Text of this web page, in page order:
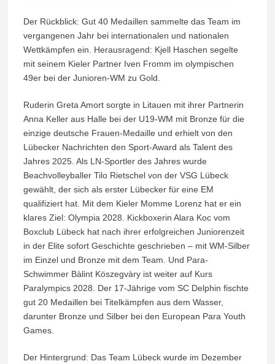
Der Rückblick: Gut 40 Medaillen sammelte das Team im
vergangenen Jahr bei internationalen und nationalen
Wettkämpfen ein. Herausragend: Kjell Haschen segelte
mit seinem Kieler Partner Iven Fromm im olympischen
49er bei der Junioren-WM zu Gold.
Ruderin Greta Amort sorgte in Litauen mit ihrer Partnerin
Anna Keller aus Halle bei der U19-WM mit Bronze für die
einzige deutsche Frauen-Medaille und erhielt von den
Lübecker Nachrichten den Sport-Award als Talent des
Jahres 2025. Als LN-Sportler des Jahres wurde
Beachvolleyballer Tilo Rietschel von der VSG Lübeck
gewählt, der sich als erster Lübecker für eine EM
qualifiziert hat. Mit dem Kieler Momme Lorenz hat er ein
klares Ziel: Olympia 2028. Kickboxerin Alara Koc vom
Boxclub Lübeck hat nach ihrer erfolgreichen Juniorenzeit
in der Elite sofort Geschichte geschrieben – mit WM-Silber
im Einzel und Bronze mit dem Team. Und Para-
Schwimmer Bàlint Köszegvàry ist weiter auf Kurs
Paralympics 2028. Der 17-Jährige vom SC Delphin fischte
gut 20 Medaillen bei Titelkämpfen aus dem Wasser,
darunter Bronze und Silber bei den European Para Youth
Games.
Der Hintergrund: Das Team Lübeck wurde im Dezember